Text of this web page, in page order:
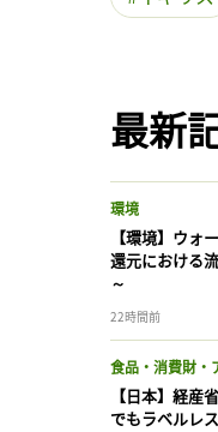
最新
環境
【環境】ウォ
還元における
～
22時間前
食品・消費財・
【日本】経産
でもラベルレ